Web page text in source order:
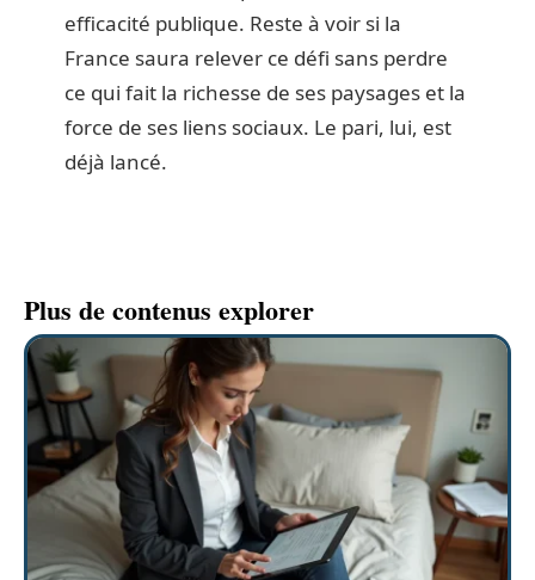
efficacité publique. Reste à voir si la
France saura relever ce défi sans perdre
ce qui fait la richesse de ses paysages et la
force de ses liens sociaux. Le pari, lui, est
déjà lancé.
Plus de contenus explorer